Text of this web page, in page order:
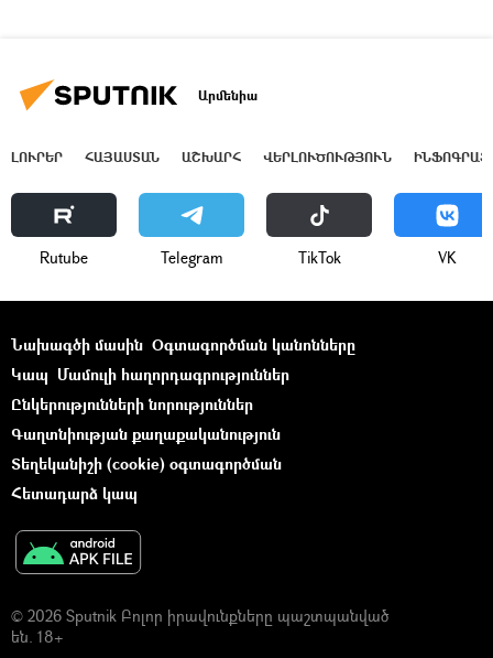
Արմենիա
ԼՈՒՐԵՐ ՀԱՅԱՍՏԱՆ ԱՇԽԱՐՀ ՎԵՐԼՈՒԾՈՒԹՅՈՒՆ
Rutube Telegram ТikТоk VK
Նախագծի մասին Օգտագործման կանոնները
Կապ Մամուլի հաղորդագրություններ
Ընկերությունների նորություններ
Գաղտնիության քաղաքականություն
Տեղեկանիշի (cookie) օգտագործման
Հետադարձ կապ
© 2026 Sputnik Բոլոր իրավունքները պաշտպանված
են. 18+